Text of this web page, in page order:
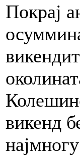
Покрај
викенд